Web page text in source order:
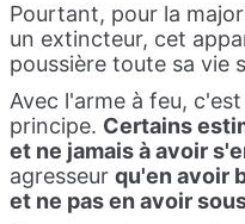
Pourtant, pour la
un extincteur, cet
poussière toute sa vie
Avec l'arme à feu,
principe. Certains
et ne jamais à avoir
agresseur qu'en avoir
et ne pas en avoir